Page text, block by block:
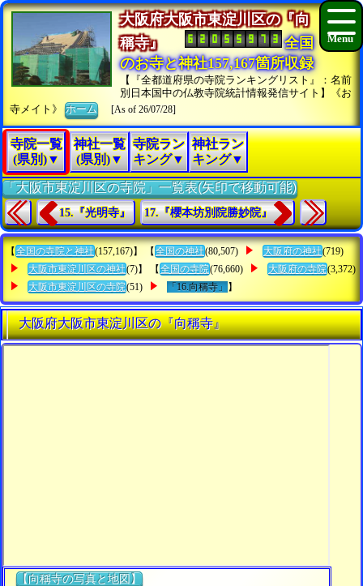
大阪府大阪市東淀川区の『向
稱寺』
全国
のお寺と神社157,167箇所収録
【『全都道府県の寺院ランキングリスト』：名前
別日本国中の仏教寺院統計情報発信サイト】《お
寺メイト》ホーム [As of 26/07/28]
寺院一覧
(県別)▼
神社一覧
(県別)▼
寺院ラン
キング▼
神社ラン
キング▼
「大阪市東淀川区の寺院」一覧表(矢印で移動可能)
15.『光明寺』 17.『櫻本坊別院勝妙院』
【 全国の寺院と神社(157,167)】 【 全国の神社(80,507) 大阪府の神社(719)
大阪市東淀川区の神社(7)】 【 全国の寺院(76,660) 大阪府の寺院(3,372)
大阪市東淀川区の寺院(51) 「16.向稱寺」 】
大阪府大阪市東淀川区の『向稱寺』
【向稱寺の写真と地図】